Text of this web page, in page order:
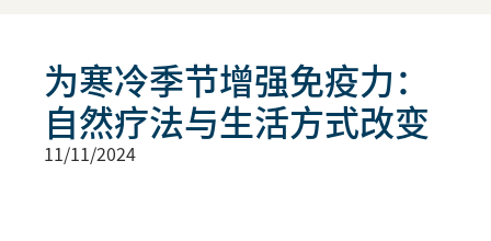
为寒冷季节增强免疫力：
自然疗法与生活方式改变
11/11/2024